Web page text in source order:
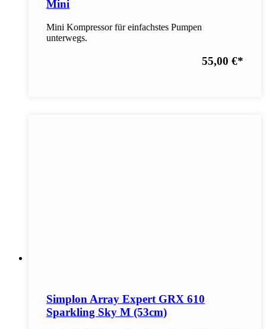
Mini
Mini Kompressor für einfachstes Pumpen
unterwegs.
55,00 €*
Simplon Array Expert GRX 610
Sparkling Sky M (53cm)